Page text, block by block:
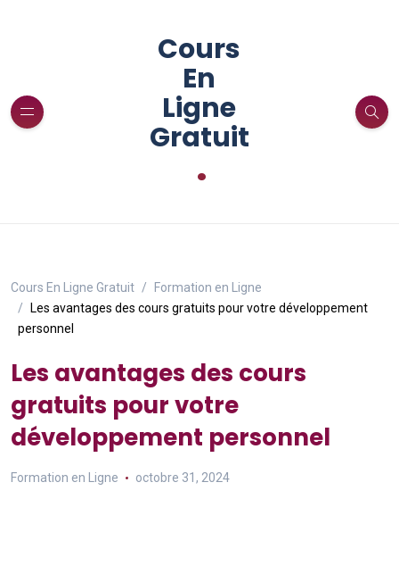
Cours
En
Ligne
Gratuit
.
Cours En Ligne Gratuit
Formation en Ligne
Les avantages des cours gratuits pour votre développement
personnel
Les avantages des cours
gratuits pour votre
développement personnel
Formation en Ligne octobre 31, 2024